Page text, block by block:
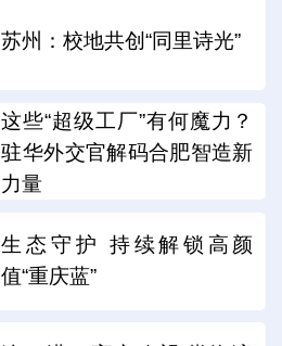
苏州：校地共创“同里诗光”
这些“超级工厂”有何魔力？
驻华外交官解码合肥智造新
力量
生态守护 持续解锁高颜
值“重庆蓝”